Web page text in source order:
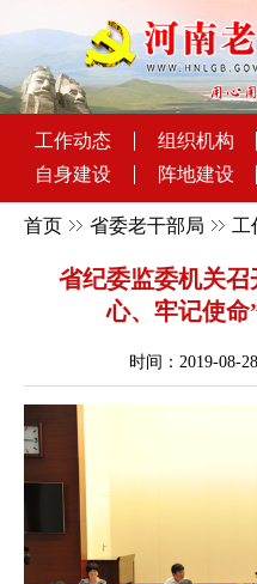
工作动态 组织机构
自身建设
阵地建设
首页 省委老干部局 工
省纪委监委机关
心、牢记使命
时间：2019-08-